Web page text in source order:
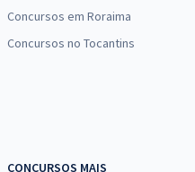
Público da União -
(Exercícios +
Concursos em Roraima
Concursos no Tocantins
CONCURSOS MAIS